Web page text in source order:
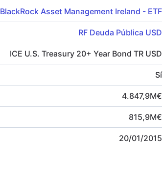
BlackRock Asset Management Ireland - ETF
RF Deuda Pública USD
ICE U.S. Treasury 20+ Year Bond TR USD
Sí
4.847,9M€
815,9M€
20/01/2015